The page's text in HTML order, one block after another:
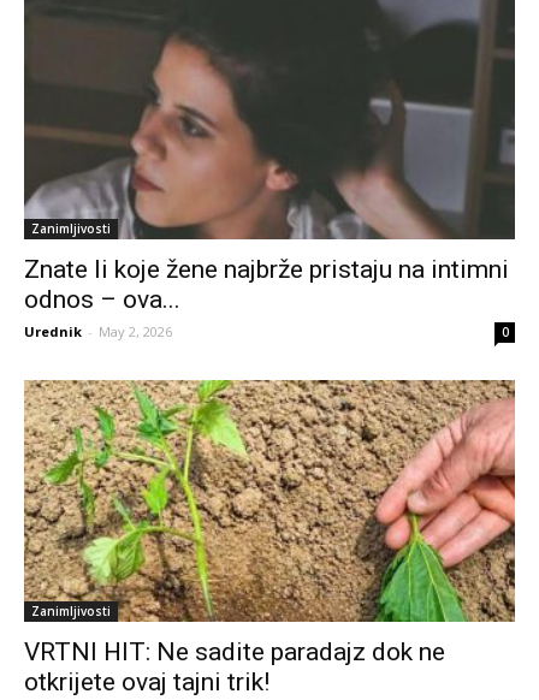
Zanimljivosti
Znate li koje žene najbrže pristaju na intimni
odnos – ova...
Urednik - May 2, 2026 0
Zanimljivosti
VRTNI HIT: Ne sadite paradajz dok ne
otkrijete ovaj tajni trik!